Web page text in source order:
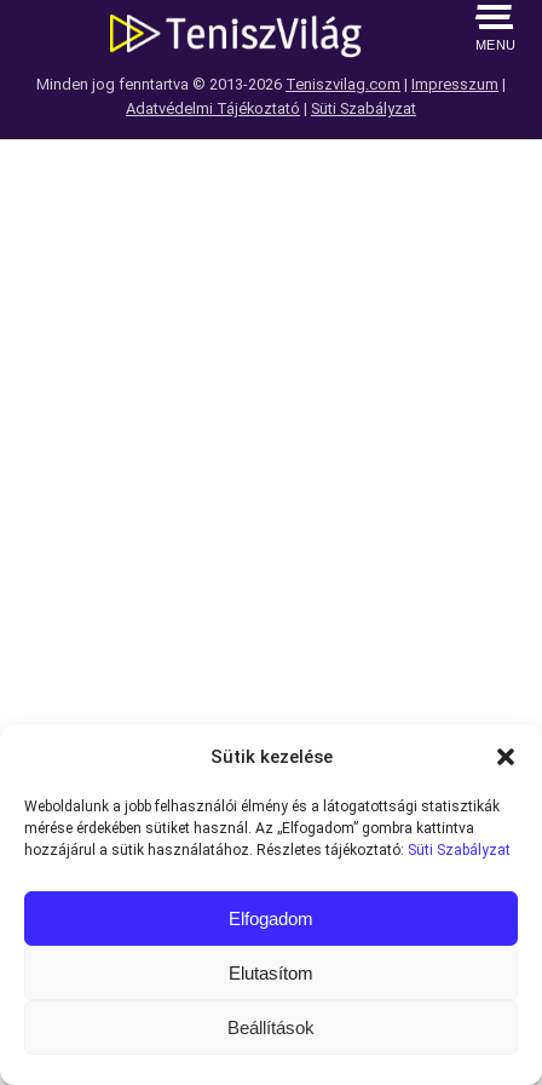
Sütik kezelése
Weboldalunk a jobb felhasználói élmény és a látogatottsági statisztikák
mérése érdekében sütiket használ. Az „Elfogadom” gombra kattintva
hozzájárul a sütik használatához. Részletes tájékoztató: Süti Szabályzat
Elfogadom
Elutasítom
Beállítások
MENU
Minden jog fenntartva © 2013-2026 Teniszvilag.com | Impresszum |
Adatvédelmi Tájékoztató | Süti Szabályzat